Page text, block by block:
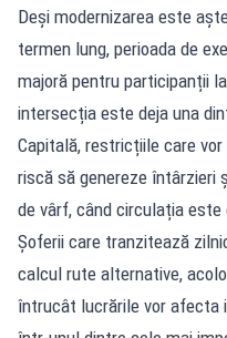
Deși modernizarea este
termen lung, perioada de
majoră pentru participanții
intersecția este deja una
Capitală, restricțiile care
riscă să genereze întârzieri
de vârf, când circulația
Șoferii care tranzitează
calcul rute alternative,
întrucât lucrările vor afecta